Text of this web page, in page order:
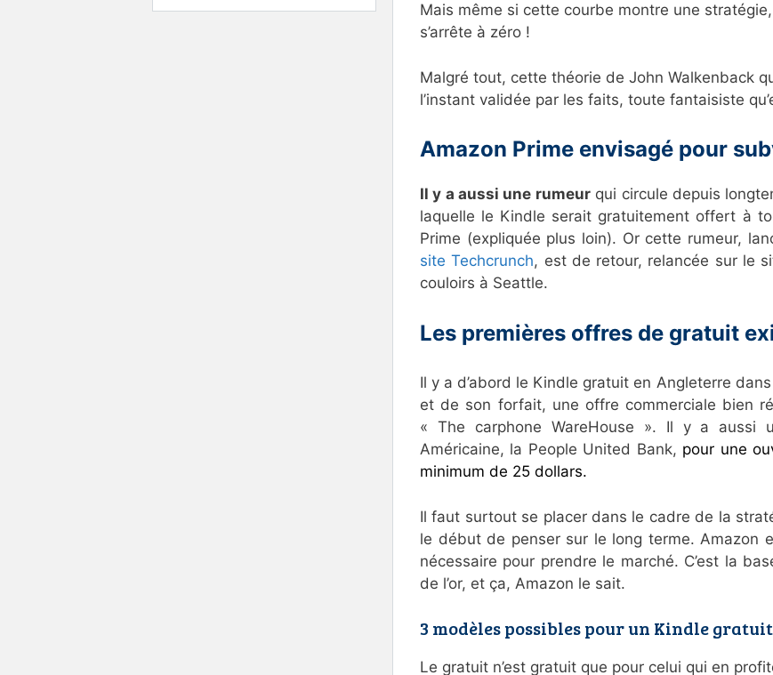
Mais même si cette courbe montre une
s’arrête à zéro !
Malgré tout, cette théorie de John Walkenback
l’instant validée par les faits, toute fantaisiste
Amazon Prime envisagé pour
Il y a aussi une rumeurqui circule depuis
laquelle le Kindle serait gratuitement offert à
Prime (expliquée plus loin). Or cette rumeur,
site Techcrunch, est de retour, relancée sur le
couloirs à Seattle.
Les premières offres de gratuit
Il y a d’abord le Kindle gratuit en Angleterre
et de son forfait, une offre commerciale bien
« The carphone WareHouse ». Il y a aussi
Américaine, la People United Bank, pour une
minimum de 25 dollars.
Il faut surtout se placer dans le cadre de la
le début de penser sur le long terme. Amazon
nécessaire pour prendre le marché. C’est la
de l’or, et ça, Amazon le sait.
3 modèles possibles pour un Kindle
Le gratuit n’est gratuit que pour celui qui en